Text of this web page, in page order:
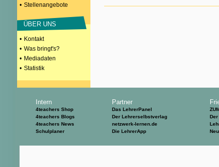
• Stellenangebote
ÜBER UNS
• Kontakt
• Was bringt's?
• Mediadaten
• Statistik
Intern
4teachers Shop
4teachers Blogs
4teachers News
Schulplaner
Partner
Das LehrerPanel
Der Lehrerselbstverlag
netzwerk-lernen.de
Die LehrerApp